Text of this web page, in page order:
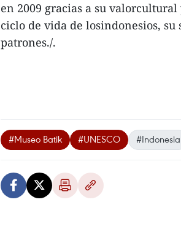
en 2009 gracias a su
ciclo de vida de losindonesios,
patrones./.
#Museo Batik #UNESCO #Indonesia